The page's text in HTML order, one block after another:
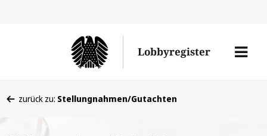
Lobbyregister
Menü
befinden
zurück zu: Stellungnahmen/Gutachten